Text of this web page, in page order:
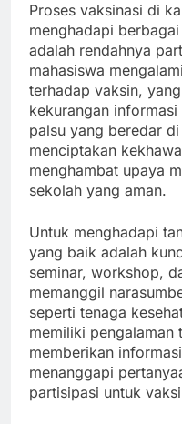
Proses vaksinasi di
menghadapi
adalah rendahnya
mahasiswa
terhadap vaksin,
kekurangan
palsu yang beredar
menciptakan
menghambat upaya
sekolah yang aman.
Untuk menghadapi
yang baik adalah
seminar, workshop,
memanggil
seperti tenaga
memiliki pengalaman
memberikan
menanggapi
partisipasi untuk